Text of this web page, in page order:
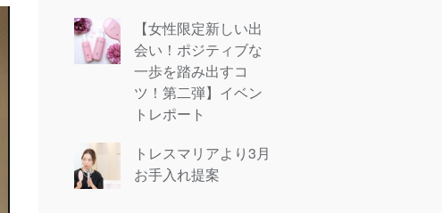
【女性限定新しい出
会い！ポジティブな
一歩を踏み出すコ
ツ！第二弾】イベン
トレポート
トレスマリアより3月
お手入れ提案